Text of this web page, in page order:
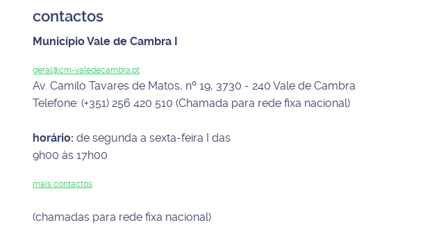
contactos
Município Vale de Cambra I
geral@cm-valedecambra.pt
Av. Camilo Tavares de Matos, nº 19, 3730 - 240 Vale de Cambra
Telefone: (+351) 256 420 510 (Chamada para rede fixa nacional)
horário: de segunda a sexta-feira I das
9h00 às 17h00
mais contactos
(chamadas para rede fixa nacional)